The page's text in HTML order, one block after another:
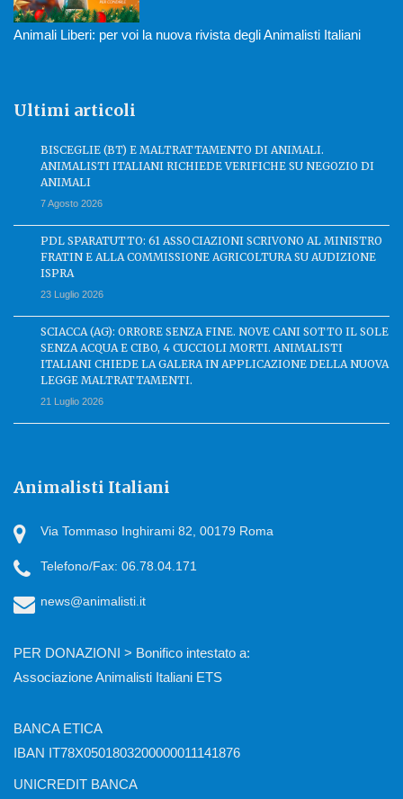
Animali Liberi: per voi la nuova rivista degli Animalisti Italiani
Ultimi articoli
BISCEGLIE (BT) E MALTRATTAMENTO DI ANIMALI.
ANIMALISTI ITALIANI RICHIEDE VERIFICHE SU NEGOZIO DI
ANIMALI
7 Agosto 2026
PDL SPARATUTTO: 61 ASSOCIAZIONI SCRIVONO AL MINISTRO
FRATIN E ALLA COMMISSIONE AGRICOLTURA SU AUDIZIONE
ISPRA
23 Luglio 2026
SCIACCA (AG): ORRORE SENZA FINE. NOVE CANI SOTTO IL SOLE
SENZA ACQUA E CIBO, 4 CUCCIOLI MORTI. ANIMALISTI
ITALIANI CHIEDE LA GALERA IN APPLICAZIONE DELLA NUOVA
LEGGE MALTRATTAMENTI.
21 Luglio 2026
Animalisti Italiani
Via Tommaso Inghirami 82, 00179 Roma
Telefono/Fax: 06.78.04.171
news@animalisti.it
PER DONAZIONI > Bonifico intestato a:
Associazione Animalisti Italiani ETS
BANCA ETICA
IBAN IT78X0501803200000011141876
UNICREDIT BANCA